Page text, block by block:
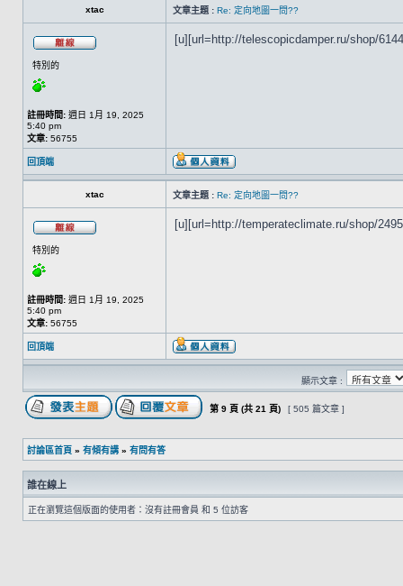
xtac 文章主題 : Re: 定向地圖一問??
特別的
註冊時間: 週日 1月 19, 2025
5:40 pm
文章: 56755
[u][url=http://telescopicdamper.ru/shop/
回頂端
xtac 文章主題 : Re: 定向地圖一問??
特別的
註冊時間: 週日 1月 19, 2025
5:40 pm
文章: 56755
[u][url=http://temperateclimate.ru/shop/
回頂端
顯示文章 :
第 9 頁 (共 21 頁) [ 505 篇文章 ]
討論區首頁 » 有傾有講 » 有問有答
誰在線上
正在瀏覽這個版面的使用者：沒有註冊會員 和 5 位訪客